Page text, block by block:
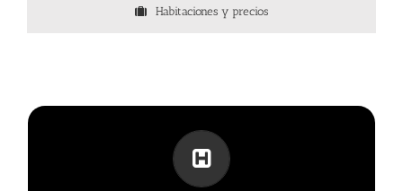
Habitaciones y precios
POSADA SUEÑOS DE ANTONIO